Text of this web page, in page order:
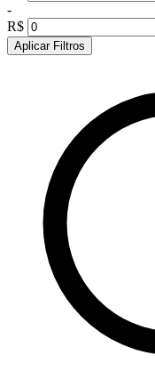
-
R$
Aplicar Filtros